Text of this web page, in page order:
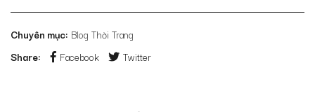
Chuyên mục: Blog Thời Trang
Share:
Facebook Twitter